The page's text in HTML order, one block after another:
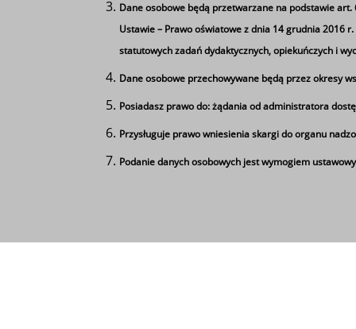
Tagi
Używamy informacji zapisanych za pomocą
Dane osobowe będą przetwarzane na podstawie art.
Ustawie – Prawo oświatowe z dnia 14 grudnia 2016
statutowych zadań dydaktycznych, opiekuńczych i
Dane osobowe przechowywane będą przez okresy
Posiadasz prawo do: żądania od administratora
Przysługuje prawo wniesienia skargi do organu
Podanie danych osobowych jest wymogiem